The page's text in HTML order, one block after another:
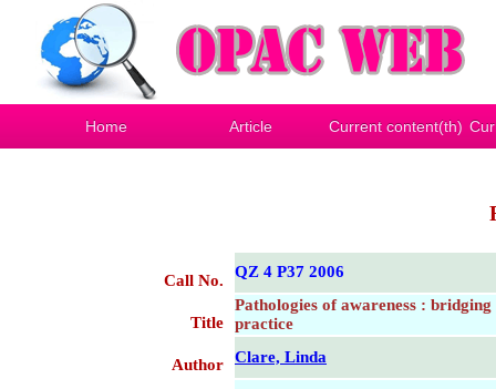
Home Article Current content(th)
Call No. QZ 4 P37 2006
Title
Pathologies of awareness :
practice
Author Clare, Linda